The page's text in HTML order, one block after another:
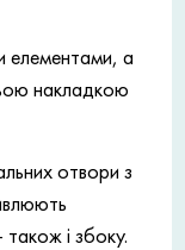
елементами, а
накладкою
отвори з
і збоку.